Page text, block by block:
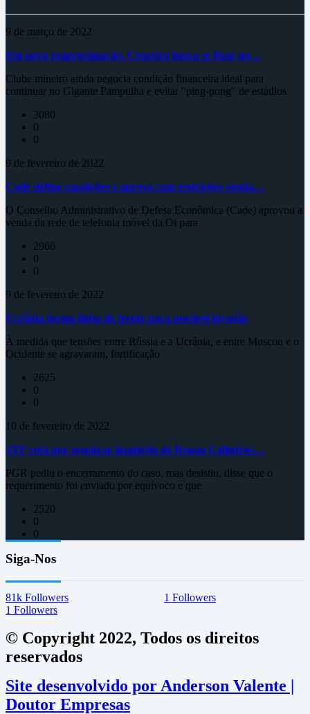
9 de março de 2022
Em nova reaproximação, Cruzeiro busca se fixar no…
Clube mineiro ainda negocia condição financeira ideal para
continuar no Gigante Pampulha e evitar "ping-pong" de estádios
3080
0
0
9 de fevereiro de 2022
Cade define condições e aprova com restrições venda…
O Conselho Administrativo de Defesa Econômica (Cade) aprovou a
venda da rede de telefonia móvel da Oi para
2966
0
0
9 de fevereiro de 2022
Ucrânia forma linha de frente para possível invasão
À medida que tensões entre Rússia e a Ucrânia, e entre Moscou e o
Ocidente se agravaram, fortificação
2625
0
0
10 de fevereiro de 2022
STF vota por arquivar inquérito de Renan Calheiros…
PGR pediu o encerramento do caso, mas desistiu, disse que o
requerimento foi enviado por equívoco e que
2520
0
0
Siga-Nos
81k Followers 1 Followers
1 Followers
© Copyright 2022, Todos os direitos
reservados
Site desenvolvido por Anderson Valente |
Doutor Empresas